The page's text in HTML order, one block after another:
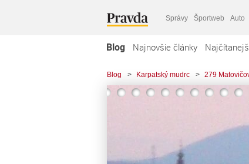
Správy Športweb Auto
Blog Najnovšie články
Blog > Karpatský mudrc > 279